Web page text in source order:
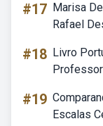
#17 Marisa
Rafael
#18 Livro
#19
Escalas